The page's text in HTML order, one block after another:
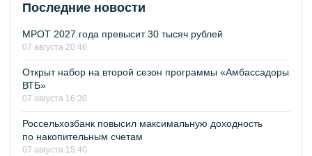
Последние новости
МРОТ 2027 года превысит 30 тысяч рублей
07 августа 20:46
Открыт набор на второй сезон программы «Амбассадоры
ВТБ»
07 августа 16:30
Россельхозбанк повысил максимальную доходность
по накопительным счетам
07 августа 15:40